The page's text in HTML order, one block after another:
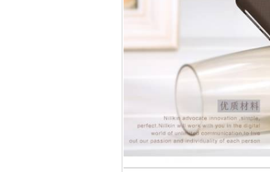
Bao da Samsung
Bao da Samsung